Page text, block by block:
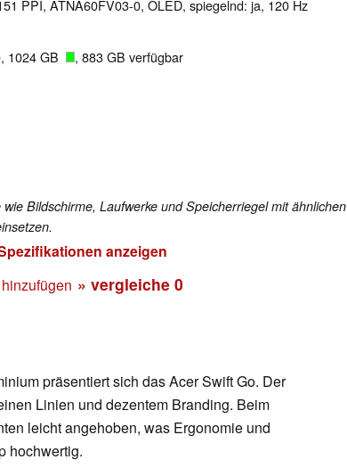
PPI, ATNA60FV03-0, OLED, spiegelnd: ja, 120 Hz
1024 GB , 883 GB verfügbar
Bildschirme, Laufwerke und Speicherriegel mit ähnlichen
anzeigen
» vergleiche 0
präsentiert sich das Acer Swift Go. Der
Linien und dezentem Branding. Beim
leicht angehoben, was Ergonomie und
hochwertig.